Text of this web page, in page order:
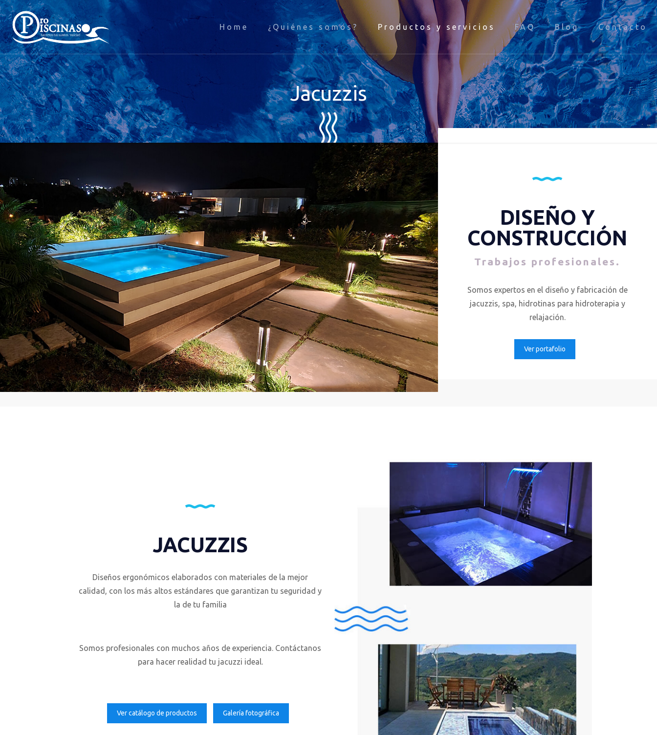
Home ¿Quiénes somos? Productos y servicios FAQ Blog Contacto
Jacuzzis
DISEÑO Y
CONSTRUCCIÓN
Trabajos profesionales.
Somos expertos en el diseño y fabricación de
jacuzzis, spa, hidrotinas para hidroterapia y
relajación.
Ver portafolio
JACUZZIS
Diseños ergonómicos elaborados con materiales de la mejor
calidad, con los más altos estándares que garantizan tu seguridad y
la de tu familia
Somos profesionales con muchos años de experiencia. Contáctanos
para hacer realidad tu jacuzzi ideal.
Ver catálogo de productos Galería fotográfica